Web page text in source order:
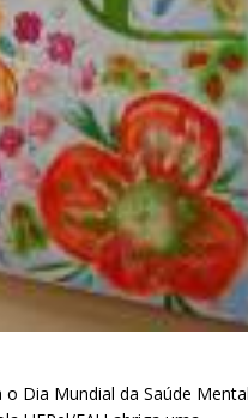
Dia Mundial da Saúde